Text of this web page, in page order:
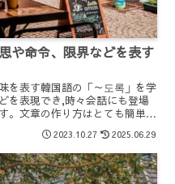
や命令、限界などを表す
を表す韓国語の「～도록」を学
を表現でき,時々会話にも登場
。文章の作り方はとても簡単で
2023.10.27 2025.06.29